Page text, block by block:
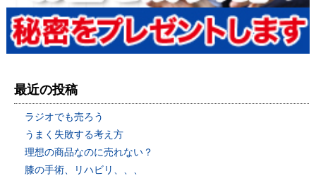
最近の投稿
ラジオでも売ろう
うまく失敗する考え方
理想の商品なのに売れない？
膝の手術、リハビリ、、、